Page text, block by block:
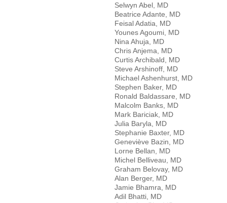
Selwyn Abel, MD
Beatrice Adante, MD
Feisal Adatia, MD
Younes Agoumi, MD
Nina Ahuja, MD
Chris Anjema, MD
Curtis Archibald, MD
Steve Arshinoff, MD
Michael Ashenhurst, MD
Stephen Baker, MD
Ronald Baldassare, MD
Malcolm Banks, MD
Mark Bariciak, MD
Julia Baryla, MD
Stephanie Baxter, MD
Geneviève Bazin, MD
Lorne Bellan, MD
Michel Belliveau, MD
Graham Belovay, MD
Alan Berger, MD
Jamie Bhamra, MD
Adil Bhatti, MD